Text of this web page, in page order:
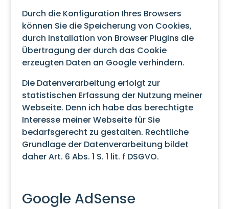
Durch die Konfiguration Ihres Browsers
können Sie die Speicherung von Cookies,
durch Installation von Browser Plugins die
Übertragung der durch das Cookie
erzeugten Daten an Google verhindern.
Die Datenverarbeitung erfolgt zur
statistischen Erfassung der Nutzung meiner
Webseite. Denn ich habe das berechtigte
Interesse meiner Webseite für Sie
bedarfsgerecht zu gestalten. Rechtliche
Grundlage der Datenverarbeitung bildet
daher Art. 6 Abs. 1 S. 1 lit. f DSGVO.
Google AdSense